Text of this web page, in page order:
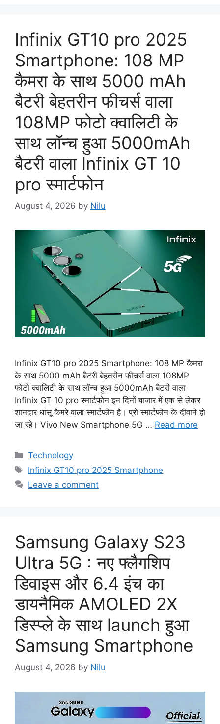
Infinix GT10 pro 2025
Smartphone: 108 MP
कैमरा के साथ 5000 mAh
बैटरी बेहतरीन फीचर्स वाला
108MP फोटो क्वालिटी के
साथ लॉन्च हुआ 5000mAh
बैटरी वाला Infinix GT 10
pro स्मार्टफोन
August 4, 2026 by Nilu
Infinix GT10 pro 2025 Smartphone: 108 MP कैमरा
के साथ 5000 mAh बैटरी बेहतरीन फीचर्स वाला 108MP
फोटो क्वालिटी के साथ लॉन्च हुआ 5000mAh बैटरी वाला
Infinix GT 10 pro स्मार्टफोन इन दिनों बाजार में एक से लेकर
शानदार धांसू कैमरे वाला स्मार्टफोन है। प्रो स्मार्टफोन के दीवाने हो
जा रहे। Vivo New Smartphone 5G … Read more
Categories
Technology
Tags
Infinix GT10 pro 2025 Smartphone
Leave a comment
Samsung Galaxy S23
Ultra 5G : नए फ्लैगशिप
डिवाइस और 6.4 इंच का
डायनैमिक AMOLED 2X
डिस्प्ले के साथ launch हुआ
Samsung Smartphone
August 4, 2026 by Nilu